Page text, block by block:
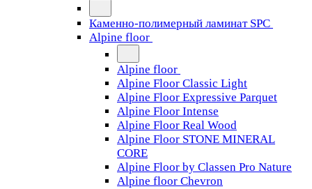
Каменно-полимерный ламинат SPC
Alpine floor
Alpine floor
Alpine Floor Classic Light
Alpine Floor Expressive Parquet
Alpine Floor Intense
Alpine Floor Real Wood
Alpine Floor STONE MINERAL
CORE
Alpine Floor by Classen Pro Nature
Alpine floor Chevron